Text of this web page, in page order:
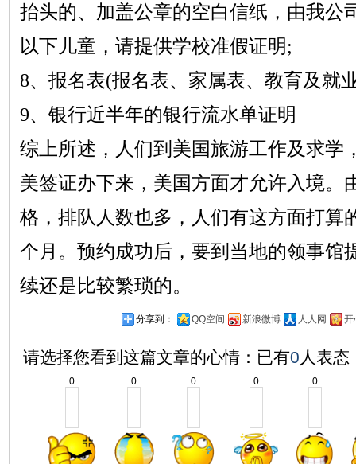
抬头的、加盖公章的空白信纸，由我公
以下儿童，请提供学校准假证明;
8、报名表(报名表、家属表、教育及就
9、银行近半年的银行流水单证明
综上所述，人们到美国旅游工作及求学
美签证办下来，美国方面才允许入境。
格，排队人数也多，人们有这方面打算
个月。预约成功后，要到当地的领事馆
续还是比较繁琐的。
分享到： QQ空间 新浪微博 人人网 开
请选择您看到这篇文章的心情：已有0 人表态
0 0 0 0 0